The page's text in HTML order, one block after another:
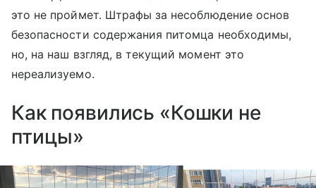
это не проймет. Штрафы за несоблюдение основ
безопасности содержания питомца необходимы,
но, на наш взгляд, в текущий момент это
нереализуемо.
Как появились «Кошки не
птицы»